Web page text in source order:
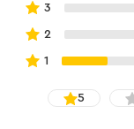
3
2
1
5